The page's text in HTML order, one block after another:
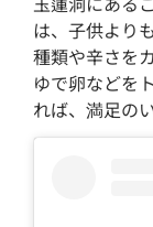
は、子供より
種類や辛さを
ゆで卵などを
れば、満足の